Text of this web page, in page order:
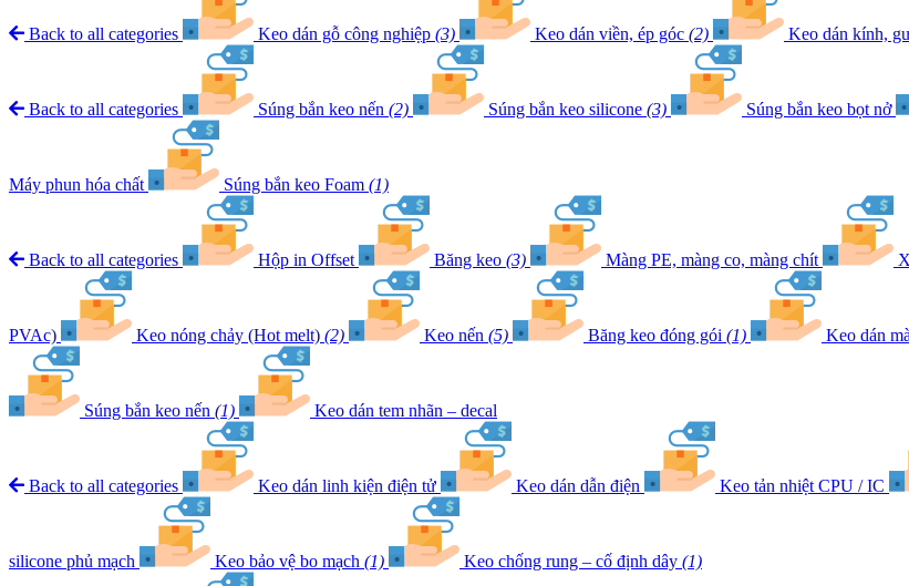
Back to all categories Keo dán gỗ công nghiệp (3) Keo dán viền, ép góc (2) Keo dán kính,
Back to all categories Súng bắn keo nến (2) Súng bắn keo silicone (3) Súng bắn keo bọt nở
Máy phun hóa chất Súng bắn keo Foam (1)
Back to all categories Hộp in Offset Băng keo (3) Màng PE, màng co, màng chít
PVAc) Keo nóng chảy (Hot melt) (2) Keo nến (5) Băng keo đóng gói (1) Keo dán
Súng bắn keo nến (1) Keo dán tem nhãn – decal
Back to all categories Keo dán linh kiện điện tử Keo dán dẫn điện Keo tản nhiệt CPU / IC
silicone phủ mạch Keo bảo vệ bo mạch (1) Keo chống rung – cố định dây (1)